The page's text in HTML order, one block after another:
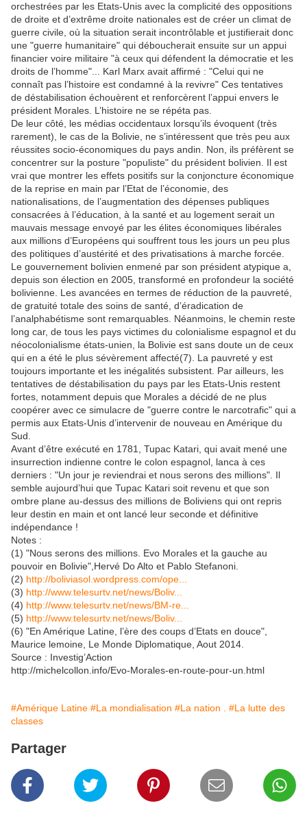
orchestrées par les Etats-Unis avec la complicité des oppositions
de droite et d’extrême droite nationales est de créer un climat de
guerre civile, où la situation serait incontrôlable et justifierait donc
une "guerre humanitaire" qui déboucherait ensuite sur un appui
financier voire militaire "à ceux qui défendent la démocratie et les
droits de l’homme"... Karl Marx avait affirmé : "Celui qui ne
connaît pas l’histoire est condamné à la revivre" Ces tentatives
de déstabilisation échouèrent et renforcèrent l’appui envers le
président Morales. L’histoire ne se répéta pas.
De leur côté, les médias occidentaux lorsqu’ils évoquent (très
rarement), le cas de la Bolivie, ne s’intéressent que très peu aux
réussites socio-économiques du pays andin. Non, ils préfèrent se
concentrer sur la posture "populiste" du président bolivien. Il est
vrai que montrer les effets positifs sur la conjoncture économique
de la reprise en main par l’Etat de l’économie, des
nationalisations, de l’augmentation des dépenses publiques
consacrées à l’éducation, à la santé et au logement serait un
mauvais message envoyé par les élites économiques libérales
aux millions d’Européens qui souffrent tous les jours un peu plus
des politiques d’austérité et des privatisations à marche forcée.
Le gouvernement bolivien enmené par son président atypique a,
depuis son élection en 2005, transformé en profondeur la société
bolivienne. Les avancées en termes de réduction de la pauvreté,
de gratuité totale des soins de santé, d’éradication de
l’analphabétisme sont remarquables. Néanmoins, le chemin reste
long car, de tous les pays victimes du colonialisme espagnol et du
néocolonialisme états-unien, la Bolivie est sans doute un de ceux
qui en a été le plus sévèrement affecté(7). La pauvreté y est
toujours importante et les inégalités subsistent. Par ailleurs, les
tentatives de déstabilisation du pays par les Etats-Unis restent
fortes, notamment depuis que Morales a décidé de ne plus
coopérer avec ce simulacre de "guerre contre le narcotrafic" qui a
permis aux Etats-Unis d’intervenir de nouveau en Amérique du
Sud.
Avant d’être exécuté en 1781, Tupac Katari, qui avait mené une
insurrection indienne contre le colon espagnol, lanca à ces
derniers : "Un jour je reviendrai et nous serons des millions". Il
semble aujourd’hui que Tupac Katari soit revenu et que son
ombre plane au-dessus des millions de Boliviens qui ont repris
leur destin en main et ont lancé leur seconde et définitive
indépendance !
Notes :
(1) "Nous serons des millions. Evo Morales et la gauche au
pouvoir en Bolivie",Hervé Do Alto et Pablo Stefanoni.
(2) http://boliviasol.wordpress.com/ope...
(3) http://www.telesurtv.net/news/Boliv...
(4) http://www.telesurtv.net/news/BM-re...
(5) http://www.telesurtv.net/news/Boliv...
(6) "En Amérique Latine, l’ère des coups d’Etats en douce",
Maurice lemoine, Le Monde Diplomatique, Aout 2014.
Source : Investig’Action
http://michelcollon.info/Evo-Morales-en-route-pour-un.html
#Amérique Latine #La mondialisation #La nation .
#La lutte des
classes
Partager